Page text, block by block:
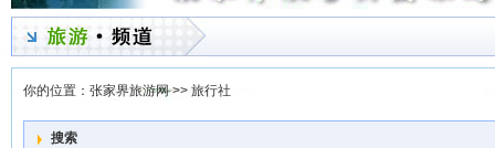
你的位置： 张家界旅游网>> 旅行社
搜索